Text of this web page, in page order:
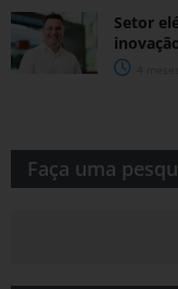
Setor
Faça uma